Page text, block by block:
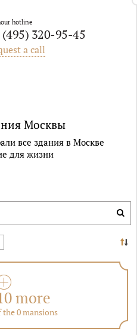
hotline
(495) 320-95-45
a call
Москвы
все здания в Москве
для жизни
more
the 0 mansions